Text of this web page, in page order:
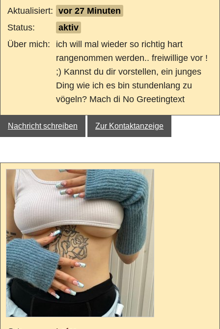
Aktualisiert: vor 27 Minuten
Status:
aktiv
Über mich:
ich will mal wieder so richtig hart
rangenommen werden.. freiwillige vor !
;) Kannst du dir vorstellen, ein junges
Ding wie ich es bin stundenlang zu
vögeln? Mach di No Greetingtext
Nachricht schreiben Zur Kontaktanzeige